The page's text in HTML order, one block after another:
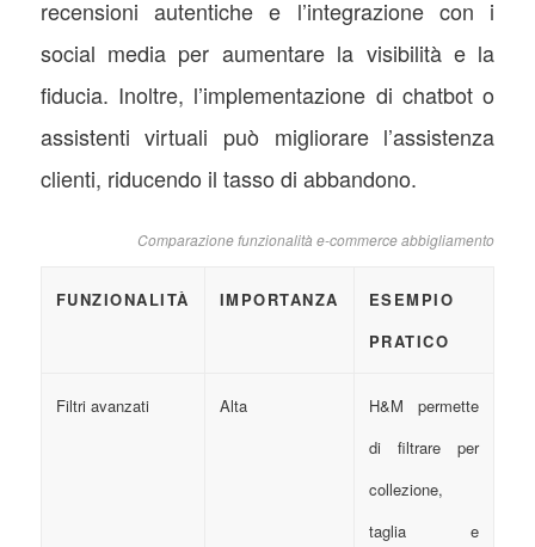
recensioni autentiche e l’integrazione con i
social media per aumentare la visibilità e la
fiducia. Inoltre, l’implementazione di chatbot o
assistenti virtuali può migliorare l’assistenza
clienti, riducendo il tasso di abbandono.
Comparazione funzionalità e-commerce abbigliamento
FUNZIONALITÀ IMPORTANZA
ESEMPIO
PRATICO
Filtri avanzati Alta
H&M permette
di filtrare per
collezione,
taglia e